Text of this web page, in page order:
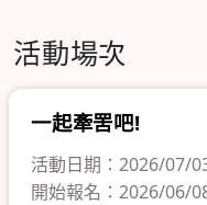
活動場次
一起牽罟吧!
活動日期：2026/07/
開始報名：2026/06/